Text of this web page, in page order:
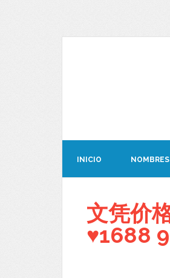
INICIO NOMBRES
文凭价
♥1688